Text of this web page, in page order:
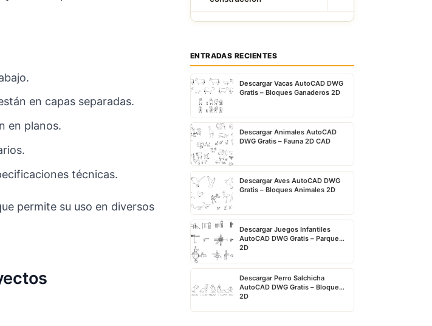
en capas separadas.
en planos.
técnicas.
permite su uso en diversos
ENTRADAS RECIENTES
Descargar Vacas AutoCAD DWG
Gratis – Bloques Ganaderos 2D
Descargar Animales AutoCAD
DWG Gratis – Fauna 2D CAD
Descargar Aves AutoCAD DWG
Gratis – Bloques Animales 2D
Descargar Juegos Infantiles
AutoCAD DWG Gratis – Parque
2D
Descargar Perro Salchicha
AutoCAD DWG Gratis – Bloque
2D